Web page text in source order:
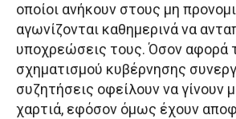
οποίοι ανήκουν στους μη
αγωνίζονται καθημερινά να
υποχρεώσεις τους. Όσον αφορά
σχηματισμού κυβέρνησης
συζητήσεις οφείλουν να γίνουν
χαρτιά, εφόσον όμως έχουν